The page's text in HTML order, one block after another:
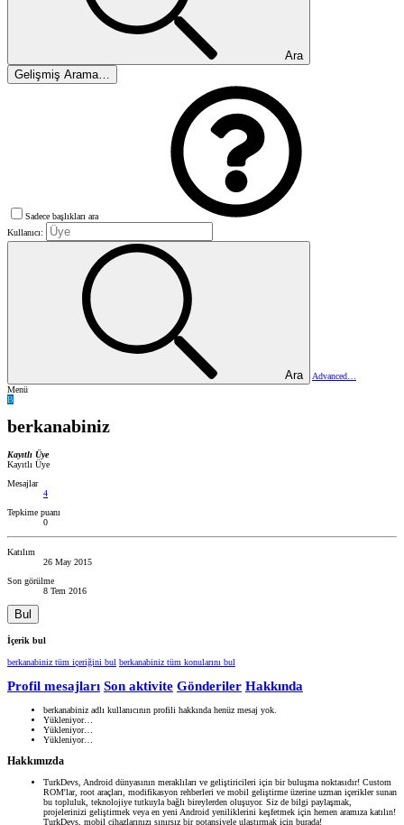
Ara
Gelişmiş Arama…
Sadece başlıkları ara
Kullanıcı:
Ara
Advanced…
Menü
B
berkanabiniz
Kayıtlı Üye
Kayıtlı Üye
Mesajlar
4
Tepkime puanı
0
Katılım
26 May 2015
Son görülme
8 Tem 2016
Bul
İçerik bul
berkanabiniz tüm içeriğini bul berkanabiniz tüm konularını bul
Profil mesajları Son aktivite Gönderiler Hakkında
berkanabiniz adlı kullanıcının profili hakkında henüz mesaj yok.
Yükleniyor…
Yükleniyor…
Yükleniyor…
Hakkımızda
TurkDevs, Android dünyasının meraklıları ve geliştiricileri için bir buluşma noktasıdır! Custom
ROM'lar, root araçları, modifikasyon rehberleri ve mobil geliştirme üzerine uzman içerikler sunan
bu topluluk, teknolojiye tutkuyla bağlı bireylerden oluşuyor. Siz de bilgi paylaşmak,
projelerinizi geliştirmek veya en yeni Android yeniliklerini keşfetmek için hemen aramıza katılın!
TurkDevs, mobil cihazlarınızı sınırsız bir potansiyele ulaştırmak için burada!